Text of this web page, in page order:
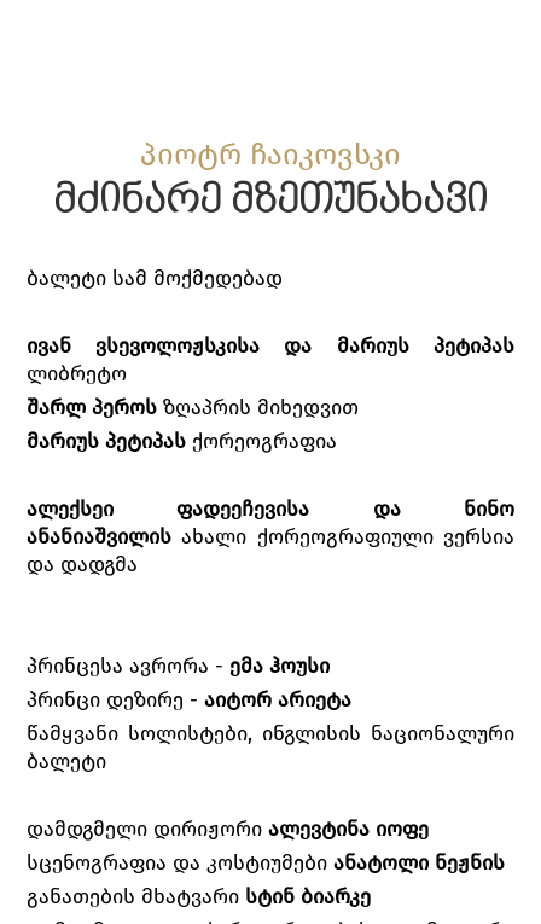
პიოტრ ჩაიკოვსკი
მძინარე მზეთუნახავი
ბალეტი სამ მოქმედებად
ივან ვსევოლოჟსკისა და მარიუს პეტიპას
ლიბრეტო
შარლ პეროსზღაპრის მიხედვით
მარიუს პეტიპას ქორეოგრაფია
ალექსეი ფადეეჩევისა და ნინო
ანანიაშვილისახალი ქორეოგრაფიული ვერსია
და დადგმა
პრინცესა ავრორა - ემა ჰოუსი
პრინცი დეზირე -აიტორ არიეტა
წამყვანი სოლისტები, ინგლისის ნაციონალური
ბალეტი
დამდგმელი დირიჟორიალევტინა იოფე
სცენოგრაფია და კოსტიუმები ანატოლი ნეჟნის
განათების მხატვარი სტინ ბიარკე